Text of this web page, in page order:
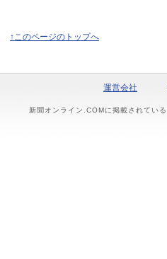
↑このページのトップへ
運営会社
新聞オンライン.COMに掲載されてい